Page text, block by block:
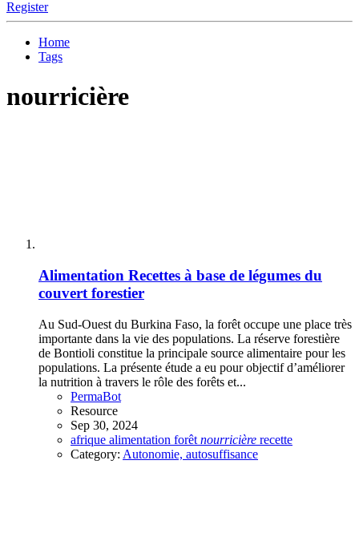
Register
Home
Tags
nourricière
Alimentation Recettes à base de légumes du
couvert forestier
Au Sud-Ouest du Burkina Faso, la forêt occupe une place très
importante dans la vie des populations. La réserve forestière
de Bontioli constitue la principale source alimentaire pour les
populations. La présente étude a eu pour objectif d’améliorer
la nutrition à travers le rôle des forêts et...
PermaBot
Resource
Sep 30, 2024
afrique alimentation forêt nourricière recette
Category: Autonomie, autosuffisance